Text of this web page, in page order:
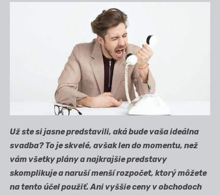
Už ste si jasne predstavili, aká bude vaša ideálna
svadba? To je skvelé, avšak len do momentu, než
vám všetky plány a najkrajšie predstavy
skomplikuje a naruší menší rozpočet, ktorý môžete
na tento účel použiť. Ani vyššie ceny v obchodoch